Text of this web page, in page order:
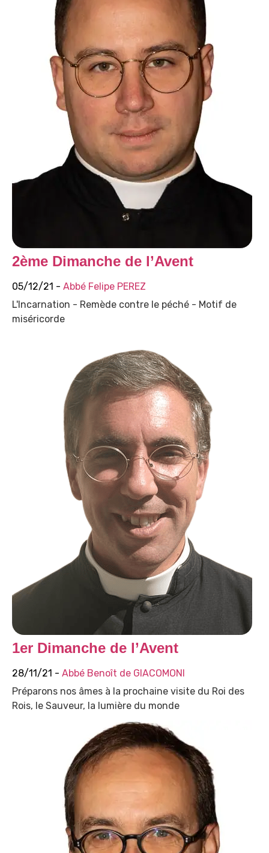
2ème Dimanche de l’Avent
05/12/21 - Abbé Felipe PEREZ
L'Incarnation - Remède contre le péché - Motif de
miséricorde
1er Dimanche de l’Avent
28/11/21 - Abbé Benoît de GIACOMONI
Préparons nos âmes à la prochaine visite du Roi des
Rois, le Sauveur, la lumière du monde